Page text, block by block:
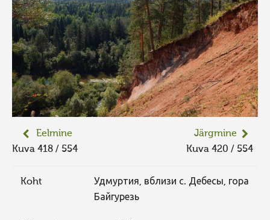
VANEMAD KUVAVÕISTLUSED
Kontakt
Eelmine
Kuva 418 / 554
Järgmine
Kuva 420 / 554
Koht
Удмуртия, вблизи с. Дебесы, гора
Байгурезь